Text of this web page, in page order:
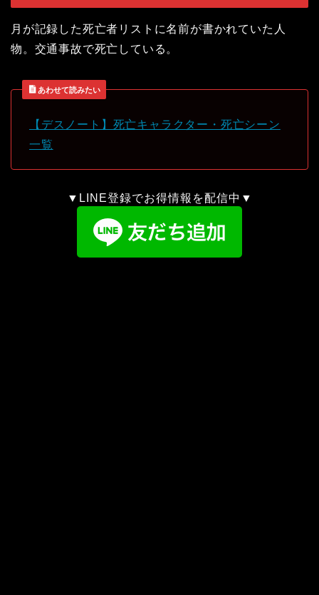
月が記録した死亡者リストに名前が書かれていた人
物。交通事故で死亡している。
あわせて読みたい
【デスノート】死亡キャラクター・死亡シーン
一覧
▼LINE登録でお得情報を配信中▼